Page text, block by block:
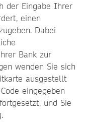
der Eingabe Ihrer
einen
Dabei
Bank zur
wenden Sie sich
ausgestellt
eingegeben
und Sie